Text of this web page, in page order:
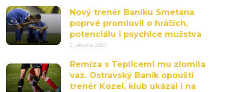
Nový trenér Baníku Smetana
poprvé promluvil o hráčích,
potenciálu i psychice mužstva
2. března 2021
Remíza s Teplicemi mu zlomila
vaz. Ostravský Baník opouští
trenér Kozel, klub ukázal i na